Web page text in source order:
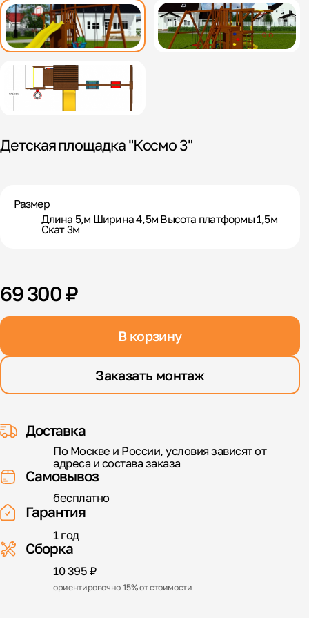
Детская площадка "Космо 3"
Размер
Длина 5,м Ширина 4,5м Высота платформы 1,5м
Скат 3м
69 300 ₽
В корзину
Заказать монтаж
Доставка
По Москве и России, условия зависят от
адреса и состава заказа
Самовывоз
бесплатно
Гарантия
1 год
Сборка
10 395 ₽
ориентировочно 15% от стоимости